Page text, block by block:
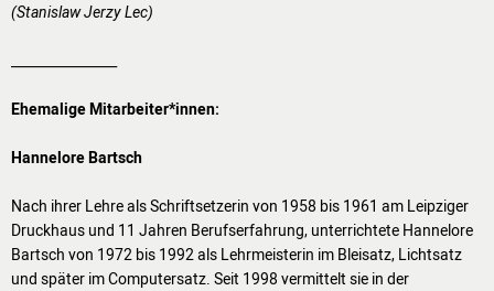
(Stanislaw Jerzy Lec)
Ehemalige Mitarbeiter*innen:
Hannelore Bartsch
Nach ihrer Lehre als Schriftsetzerin von 1958 bis 1961 am Leipziger
Druckhaus und 11 Jahren Berufserfahrung, unterrichtete Hannelore
Bartsch von 1972 bis 1992 als Lehrmeisterin im Bleisatz, Lichtsatz
und später im Computersatz. Seit 1998 vermittelt sie in der